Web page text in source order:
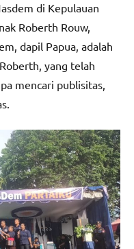
di Kepulauan
Roberth Rouw,
dapil Papua, adalah
yang telah
mencari publisitas,